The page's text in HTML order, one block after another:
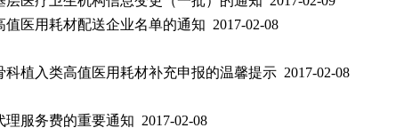
值医用耗材配送企业名单的通知 2017-02-08
植入类高值医用耗材补充申报的温馨提示 2017-02-08
理服务费的重要通知 2017-02-08